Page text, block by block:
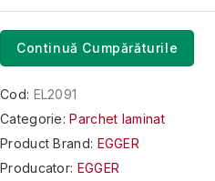
Continuă Cumpărăturile
Cod: EL2091
Categorie:Parchet laminat
Product Brand: EGGER
Producator: EGGER